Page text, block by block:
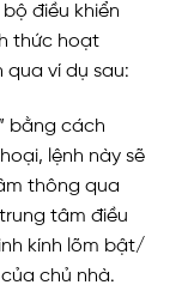
điều khiển
thức hoạt
ví dụ sau:
bằng cách
lệnh này sẽ
thông qua
tâm điều
kính lõm bật/
chủ nhà.